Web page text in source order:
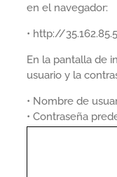
en el navegador:
• http://
En la pantalla de
usuario y la
• Nombre de
• Contraseña